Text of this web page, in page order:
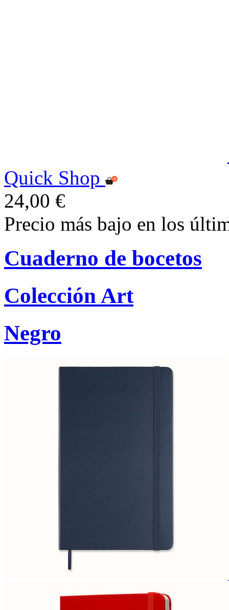
Quick Shop
24,00 €
Precio más bajo en los
Cuaderno de bocetos
Colección Art
Negro